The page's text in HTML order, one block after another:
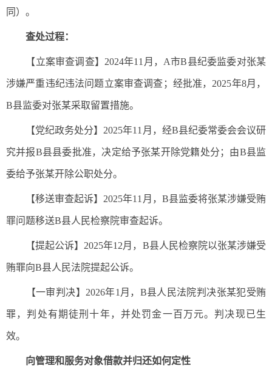
同）。
查处过程：
【立案审查调查】2024年11月，A市B县纪委监委对张某
涉嫌严重违纪违法问题立案审查调查；经批准，2025年8月，
B县监委对张某采取留置措施。
【党纪政务处分】2025年11月，经B县纪委常委会会议研
究并报B县县委批准，决定给予张某开除党籍处分；由B县监
委给予张某开除公职处分。
【移送审查起诉】2025年11月，B县监委将张某涉嫌受贿
罪问题移送B县人民检察院审查起诉。
【提起公诉】2025年12月，B县人民检察院以张某涉嫌受
贿罪向B县人民法院提起公诉。
【一审判决】2026年1月，B县人民法院判决张某犯受贿
罪，判处有期徒刑十年，并处罚金一百万元。判决现已生
效。
向管理和服务对象借款并归还如何定性